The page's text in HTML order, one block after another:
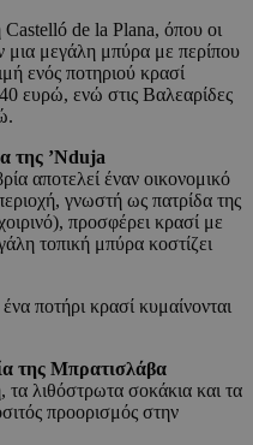
Castelló de la Plana, όπου οι
μια μεγάλη μπύρα με περίπου
ενός ποτηριού κρασί
ευρώ, ενώ στις Βαλεαρίδες
της ’Nduja
αποτελεί έναν οικονομικό
γνωστή ως πατρίδα της
προσφέρει κρασί με
τοπική μπύρα κοστίζει
ποτήρι κρασί κυμαίνονται
της Μπρατισλάβα
λιθόστρωτα σοκάκια και τα
προορισμός στην